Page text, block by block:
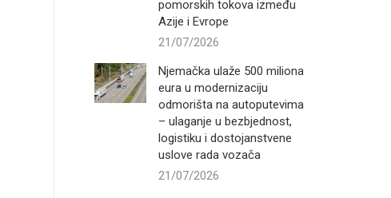
pomorskih tokova između
Azije i Evrope
21/07/2026
Njemačka ulaže 500 miliona
eura u modernizaciju
odmorišta na autoputevima
– ulaganje u bezbjednost,
logistiku i dostojanstvene
uslove rada vozača
21/07/2026